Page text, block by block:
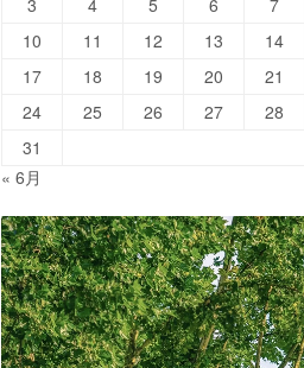
3
4 5 6 7
10
11 12 13 14
17
18 19 20 21
24
25 26 27 28
31
« 6月